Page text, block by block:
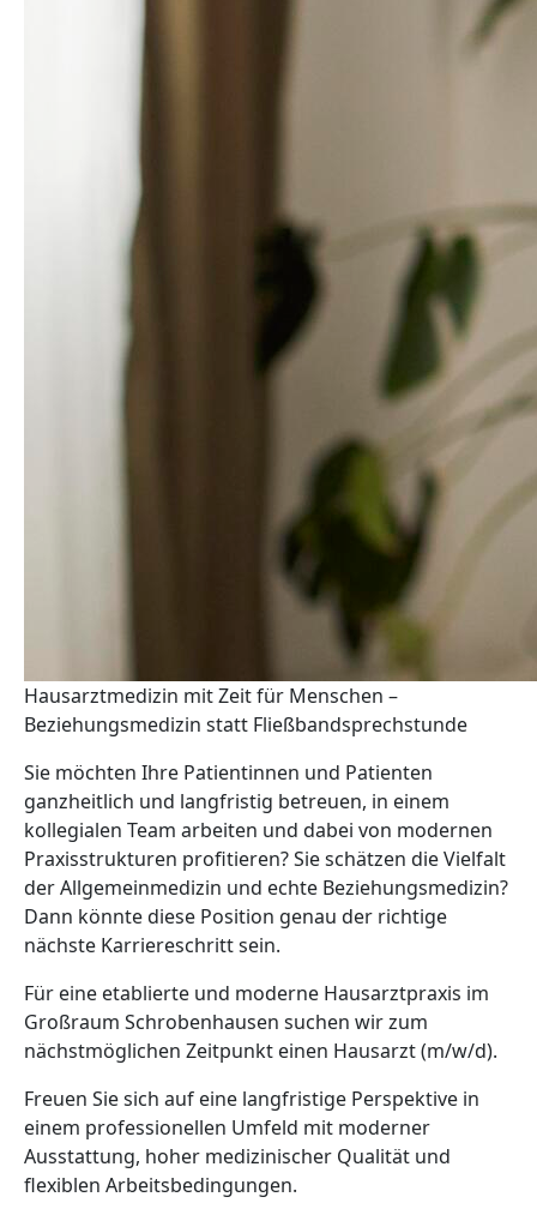
Hausarztmedizin mit Zeit für Menschen –
Beziehungsmedizin statt Fließbandsprechstunde
Sie möchten Ihre Patientinnen und Patienten
ganzheitlich und langfristig betreuen, in einem
kollegialen Team arbeiten und dabei von modernen
Praxisstrukturen profitieren? Sie schätzen die Vielfalt
der Allgemeinmedizin und echte Beziehungsmedizin?
Dann könnte diese Position genau der richtige
nächste Karriereschritt sein.
Für eine etablierte und moderne Hausarztpraxis im
Großraum Schrobenhausen suchen wir zum
nächstmöglichen Zeitpunkt einen Hausarzt (m/w/d).
Freuen Sie sich auf eine langfristige Perspektive in
einem professionellen Umfeld mit moderner
Ausstattung, hoher medizinischer Qualität und
flexiblen Arbeitsbedingungen.